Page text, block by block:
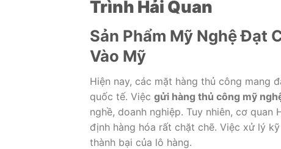
Trình Hải Quan
Sản Phẩm Mỹ Nghệ Đạt
Vào Mỹ
Hiện nay, các mặt hàng thủ công mang
quốc tế. Việc gửi hàng thủ công mỹ
nghề, doanh nghiệp. Tuy nhiên, cơ quan
định hàng hóa rất chặt chẽ. Việc xử lý
thành bại của lô hàng.